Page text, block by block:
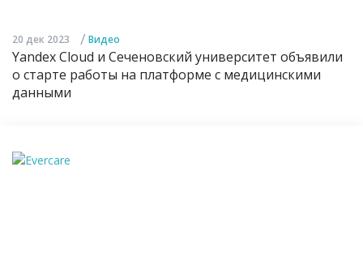
20 дек 2023 / Видео
Yandex Cloud и Сеченовский университет объявили
о старте работы на платформе с медицинскими
данными